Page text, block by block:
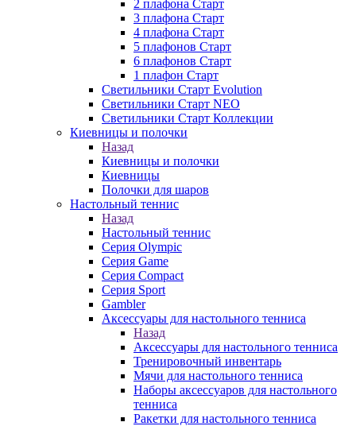
2 плафона Старт
3 плафона Старт
4 плафона Старт
5 плафонов Старт
6 плафонов Старт
1 плафон Старт
Светильники Старт Evolution
Светильники Старт NEO
Светильники Старт Коллекции
Киевницы и полочки
Назад
Киевницы и полочки
Киевницы
Полочки для шаров
Настольный теннис
Назад
Настольный теннис
Серия Olympic
Серия Game
Серия Compact
Серия Sport
Gambler
Аксессуары для настольного тенниса
Назад
Аксессуары для настольного тенниса
Тренировочный инвентарь
Мячи для настольного тенниса
Наборы аксессуаров для настольного
тенниса
Ракетки для настольного тенниса